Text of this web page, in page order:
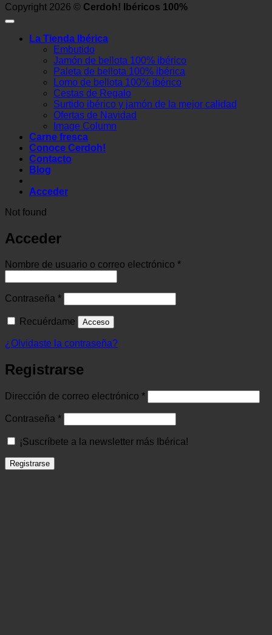
Copyright 2026 © Cerdoh! Ibéricos 100%
La Tienda Ibérica
Embutido
Jamón de bellota 100% ibérico
Paleta de bellota 100% ibérica
Lomo de bellota 100% ibérico
Cestas de Regalo
Surtido ibérico y jamón de la mejor calidad
Ofertas de Navidad
Image Column
Carne fresca
Conoce Cerdoh!
Contacto
Blog
Acceder
Not found
Acceder
Nombre de usuario o correo electrónico *Obligatorio
Contraseña *Obligatorio
Recuérdame Acceso
¿Olvidaste la contraseña?
Registrarse
Dirección de correo electrónico *Obligatorio
Contraseña *Obligatorio
¡Suscríbete a la newsletter más Ibérica!
Registrarse